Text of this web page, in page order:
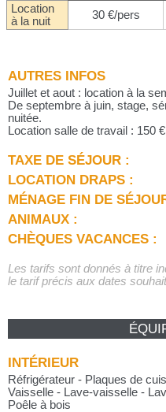
Location
à la nuit
30 €/pers
AUTRES INFOS
Juillet et aout : location à la
De septembre à juin, stage,
nuitée.
Location salle de travail : 150
TAXE DE SÉJOUR :
LOCATION DRAPS :
MÉNAGE FIN DE
ANIMAUX :
CHÈQUES VACANCES :
Les tarifs sont donnés à titre
le tarif précis aux dates
INTÉRIEUR
Réfrigérateur - Plaques de
Vaisselle - Lave-vaisselle -
Poêle à bois